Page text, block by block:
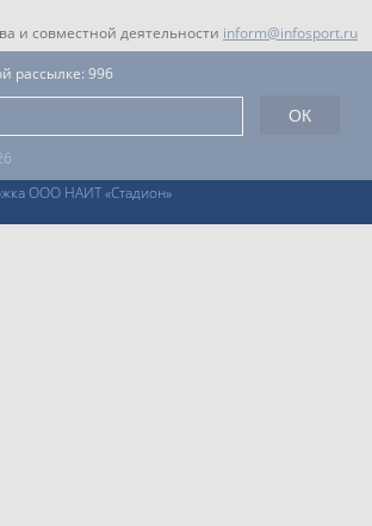
и совместной деятельности inform@infosport.ru
ООО НАИТ «Стадион»
рассылке: 996